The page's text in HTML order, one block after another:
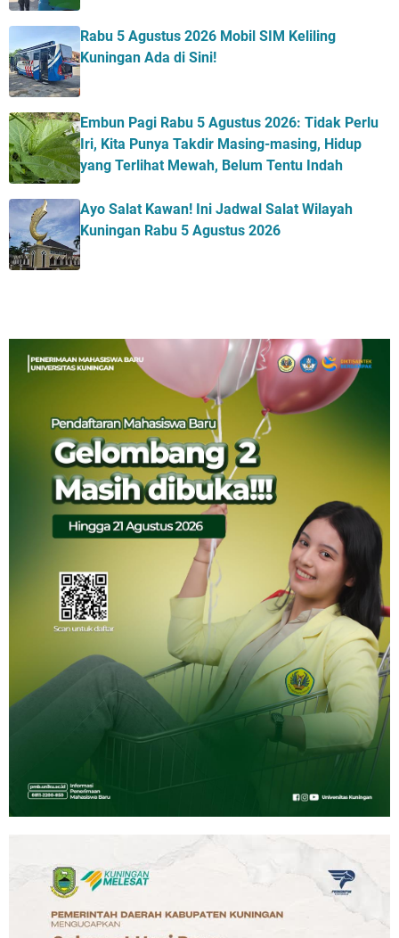
Rabu 5 Agustus 2026 Mobil SIM Keliling
Kuningan Ada di Sini!
Embun Pagi Rabu 5 Agustus 2026: Tidak Perlu
Iri, Kita Punya Takdir Masing-masing, Hidup
yang Terlihat Mewah, Belum Tentu Indah
Ayo Salat Kawan! Ini Jadwal Salat Wilayah
Kuningan Rabu 5 Agustus 2026